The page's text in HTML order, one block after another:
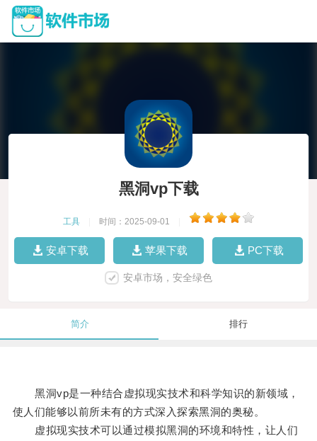
黑洞vp下载
工具 时间：2025-09-01
安卓下载 苹果下载 PC下载
安卓市场，安全绿色
简介 排行
黑洞vp是一种结合虚拟现实技术和科学知识的新领域，
使人们能够以前所未有的方式深入探索黑洞的奥秘。
虚拟现实技术可以通过模拟黑洞的环境和特性，让人们